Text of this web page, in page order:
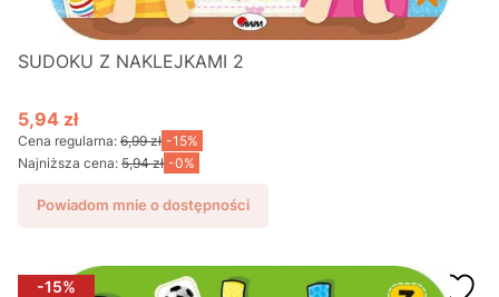
SUDOKU Z NAKLEJKAMI 2
Cena promocyjna
5,94 zł
Cena regularna: 6,99 zł -15%
Najniższa cena: 5,94 zł -0%
Powiadom mnie o dostępności
-15%